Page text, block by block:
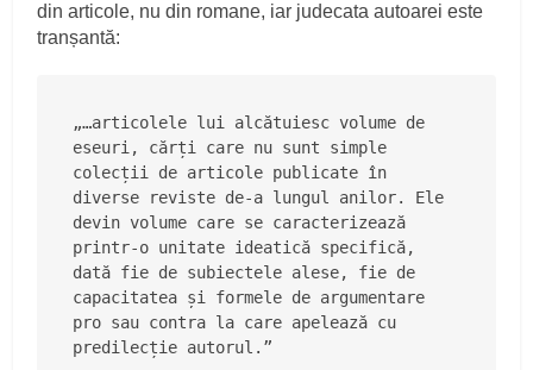
din articole, nu din romane, iar judecata autoarei este
tranșantă:
„…articolele lui alcătuiesc volume de
eseuri, cărți care nu sunt simple
colecții de articole publicate în
diverse reviste de-a lungul anilor. Ele
devin volume care se caracterizează
printr-o unitate ideatică specifică,
dată fie de subiectele alese, fie de
capacitatea și formele de argumentare
pro sau contra la care apelează cu
predilecție autorul.”